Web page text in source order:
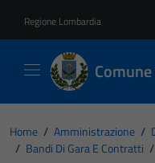
Regione Lombardia
Home / Amministrazione /
/ Bandi Di Gara E Contratti /